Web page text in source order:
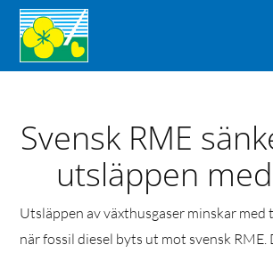
Svensk RME
utsläppen
Utsläppen av växthusgaser minskar
när fossil diesel byts ut mot svensk RME.